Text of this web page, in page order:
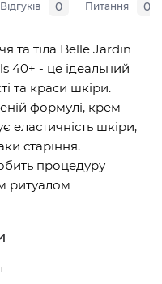
Відгуків 0 Питання 0
та тіла Belle Jardin
40+ - це ідеальний
та краси шкіри.
формулі, крем
еластичність шкіри,
старіння.
процедуру
ритуалом